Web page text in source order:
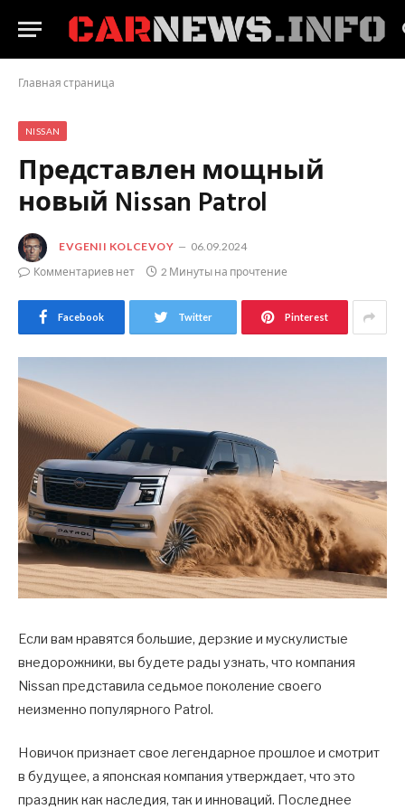
Главная страница
NISSAN
Представлен мощный
новый Nissan Patrol
EVGENII KOLCEVOY
06.09.2024
Комментариев нет
2 Минуты на прочтение
Facebook Twitter Pinterest
Если вам нравятся большие, дерзкие и мускулистые
внедорожники, вы будете рады узнать, что компания
Nissan представила седьмое поколение своего
неизменно популярного Patrol.
Новичок признает свое легендарное прошлое и смотрит
в будущее, а японская компания утверждает, что это
праздник как наследия, так и инноваций. Последнее